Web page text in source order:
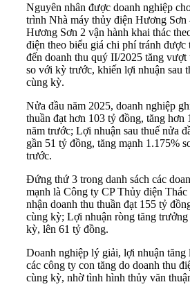
Nguyên nhân được doanh nghiệp
trình Nhà máy thủy điện Hương Sơn
Hương Sơn 2 vận hành khai thác
điện theo biểu giá chi phí tránh được
đến doanh thu quý II/2025 tăng
so với kỳ trước, khiến lợi nhuận sau
cùng kỳ.
Nửa đầu năm 2025, doanh nghiệp
thuần đạt hơn 103 tỷ đồng, tăng hơn
năm trước; Lợi nhuận sau thuế nửa
gần 51 tỷ đồng, tăng mạnh 1.175%
trước.
Đứng thứ 3 trong danh sách các
mạnh là Công ty CP Thủy điện
nhận doanh thu thuần đạt 155 tỷ
cùng kỳ; Lợi nhuận ròng tăng
kỳ, lên 61 tỷ đồng.
Doanh nghiệp lý giải, lợi nhuận tăng
các công ty con tăng do doanh thu
cùng kỳ, nhờ tình hình thủy văn